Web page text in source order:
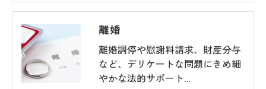
離婚
離婚調停や慰謝料請求、財産分与
など、デリケートな問題にきめ細
やかな法的サポート…